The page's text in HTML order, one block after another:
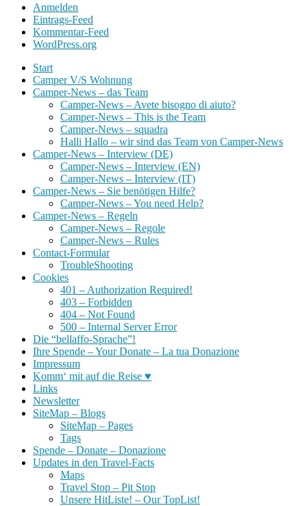
Anmelden
Eintrags-Feed
Kommentar-Feed
WordPress.org
Start
Camper V/S Wohnung
Camper-News – das Team
Camper-News – Avete bisogno di aiuto?
Camper-News – This is the Team
Camper-News – squadra
Halli Hallo – wir sind das Team von Camper-News
Camper-News – Interview (DE)
Camper-News – Interview (EN)
Camper-News – Interview (IT)
Camper-News – Sie benötigen Hilfe?
Camper-News – You need Help?
Camper-News – Regeln
Camper-News – Regole
Camper-News – Rules
Contact-Formular
TroubleShooting
Cookies
401 – Authorization Required!
403 – Forbidden
404 – Not Found
500 – Internal Server Error
Die “bellaffo-Sprache”!
Ihre Spende – Your Donate – La tua Donazione
Impressum
Komm‘ mit auf die Reise ♥
Links
Newsletter
SiteMap – Blogs
SiteMap – Pages
Tags
Spende – Donate – Donazione
Updates in den Travel-Facts
Maps
Travel Stop – Pit Stop
Unsere HitListe! – Our TopList!